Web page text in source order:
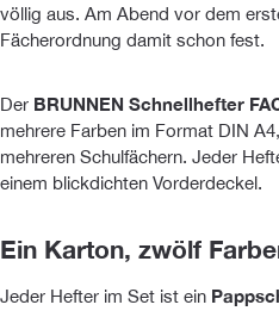
völlig aus. Am Abend vor dem
Fächerordnung damit schon fest.
Der BRUNNEN Schnellhefter
mehrere Farben im Format DIN
mehreren Schulfächern. Jeder
einem blickdichten Vorderdeckel.
Ein Karton, zwölf
Jeder Hefter im Set ist ein